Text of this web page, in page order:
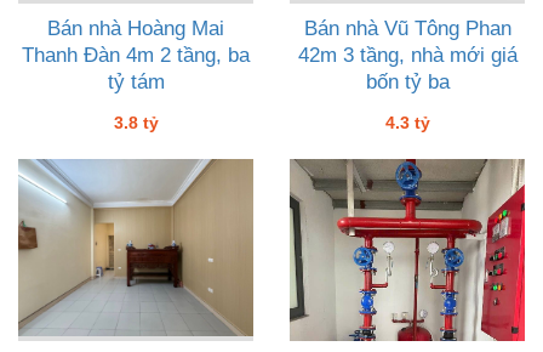
Bán nhà Hoàng Mai
Thanh Đàn 4m 2 tầng, ba
tỷ tám
3.8 tỷ
Bán nhà Vũ Tông Phan
42m 3 tầng, nhà mới giá
bốn tỷ ba
4.3 tỷ